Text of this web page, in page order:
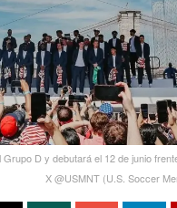
D y debutará el 12 de junio
X @USMNT (U.S. Soccer